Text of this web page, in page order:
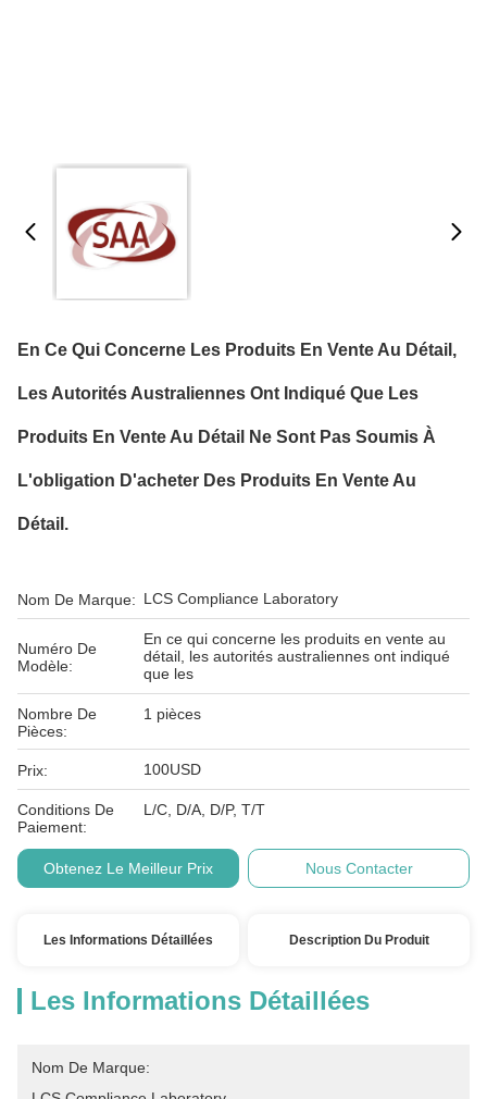
En Ce Qui Concerne Les Produits En Vente Au Détail,
Les Autorités Australiennes Ont Indiqué Que Les
Produits En Vente Au Détail Ne Sont Pas Soumis À
L'obligation D'acheter Des Produits En Vente Au
Détail.
Nom De Marque: LCS Compliance Laboratory
Numéro De
Modèle:
En ce qui concerne les produits en vente au
détail, les autorités australiennes ont indiqué
que les
Nombre De
Pièces:
1 pièces
Prix: 100USD
Conditions De
Paiement:
L/C, D/A, D/P, T/T
Obtenez Le Meilleur Prix Nous Contacter
Les Informations Détaillées Description Du Produit
Les Informations Détaillées
Nom De Marque: